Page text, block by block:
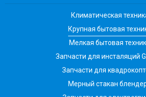
Климатическая
Крупная бытовая
Мелкая бытовая
Запчасти для инсталяций
Запчасти для
Мерный стакан